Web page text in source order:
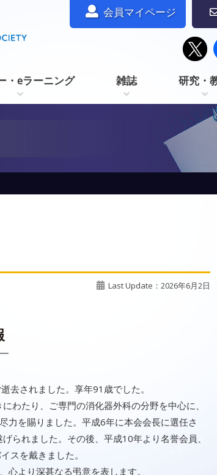
会員マイページ
・eラーニング 雑誌 研究・
Last Update：2026年6月2日
去されました。享年91歳でした。
たり、ご専門の消化器外科の分野を中心に、
力を賜りました。平成6年に本会会長に選任さ
られました。その後、平成10年より名誉会員、
スを戴きました。
より深甚なる弔意を表します。